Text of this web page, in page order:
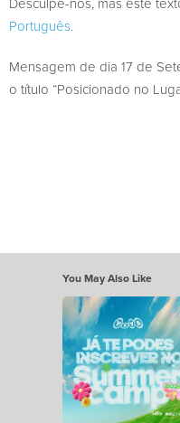
Português.
Mensagem de dia 17 de
o título “Posicionado no
You May Also Like